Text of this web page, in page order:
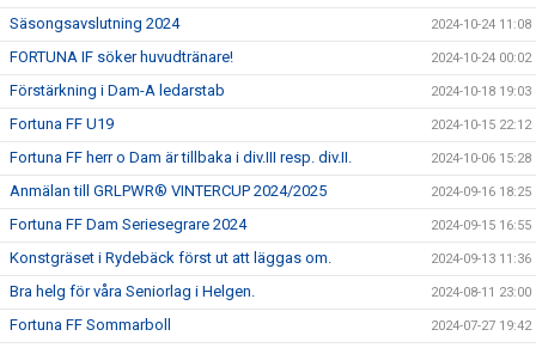
Säsongsavslutning 2024 2024-10-24 11:08
FORTUNA IF söker huvudtränare! 2024-10-24 00:02
Förstärkning i Dam-A ledarstab 2024-10-18 19:03
Fortuna FF U19 2024-10-15 22:12
Fortuna FF herr o Dam är tillbaka i div.III resp. div.II. 2024-10-06 15:28
Anmälan till GRLPWR® VINTERCUP 2024/2025 2024-09-16 18:25
Fortuna FF Dam Seriesegrare 2024 2024-09-15 16:55
Konstgräset i Rydebäck först ut att läggas om. 2024-09-13 11:36
Bra helg för våra Seniorlag i Helgen. 2024-08-11 23:00
Fortuna FF Sommarboll 2024-07-27 19:42